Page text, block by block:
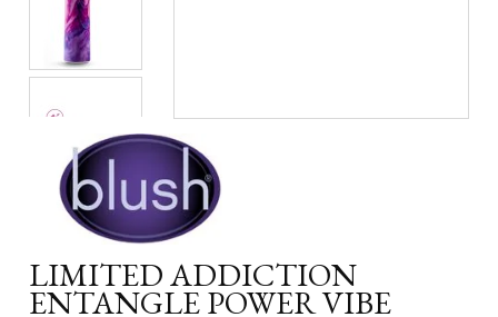
LIMITED ADDICTION
ENTANGLE POWER VIBE